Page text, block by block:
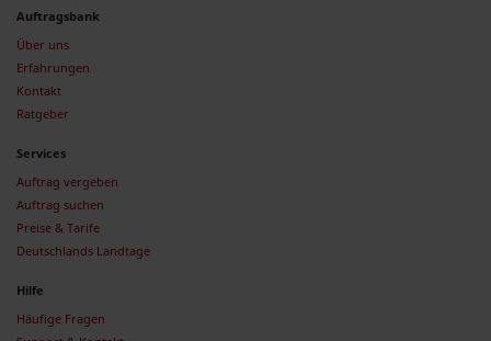
Auftragsbank
Über uns
Erfahrungen
Kontakt
Ratgeber
Services
Auftrag vergeben
Auftrag suchen
Preise & Tarife
Deutschlands Landtage
Hilfe
Häufige Fragen